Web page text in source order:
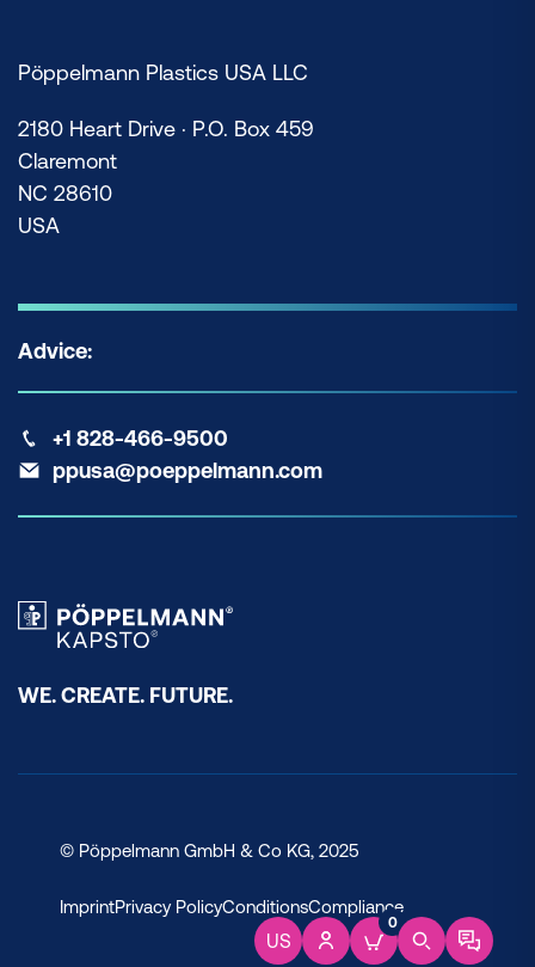
US
0
Pöppelmann Plastics USA LLC
2180 Heart Drive · P.O. Box 459
Claremont
NC 28610
USA
Advice:
+1 828-466-9500
ppusa@poeppelmann.com
WE. CREATE. FUTURE.
© Pöppelmann GmbH & Co KG, 2025
ImprintPrivacy PolicyConditionsCompliance